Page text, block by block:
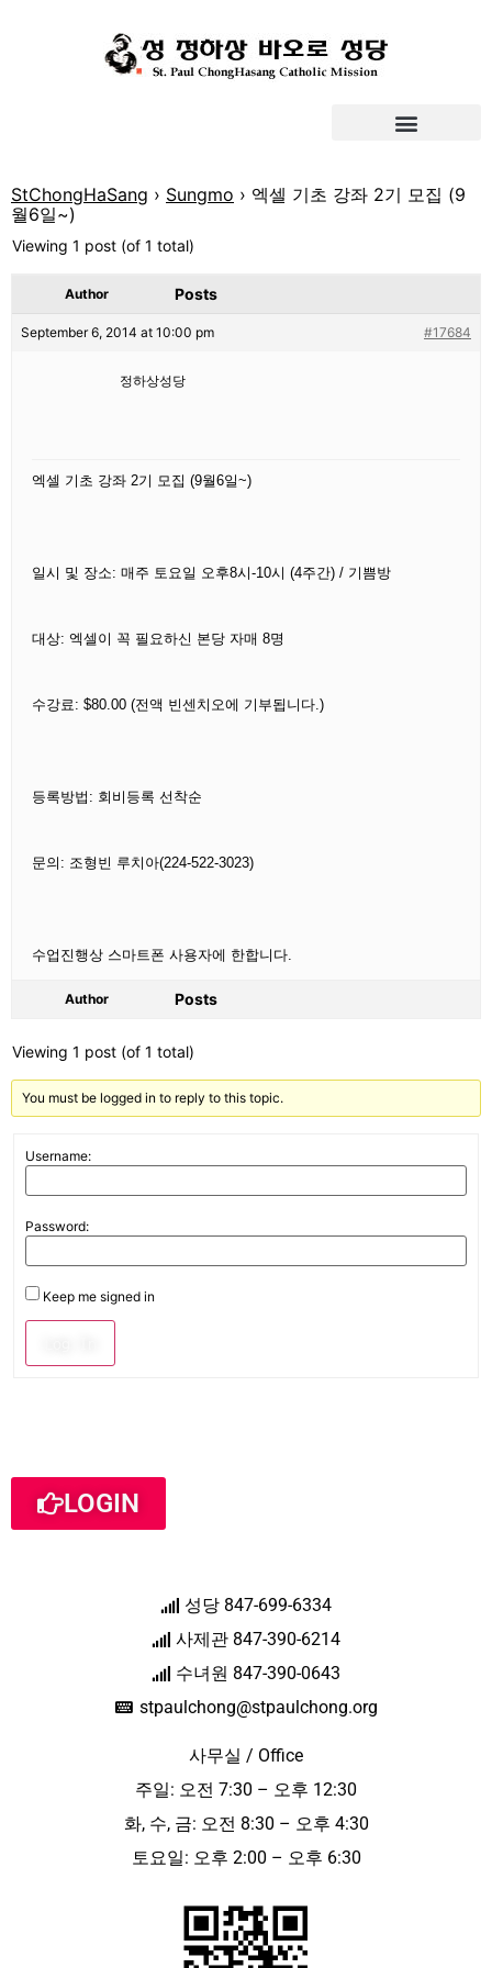
StChongHaSang › Sungmo › 엑셀 기초 강좌 2기 모집 (9
월6일~)
Viewing 1 post (of 1 total)
Author Posts
September 6, 2014 at 10:00 pm #17684
정하상성당
엑셀 기초 강좌 2기 모집 (9월6일~)
일시 및 장소: 매주 토요일 오후8시-10시 (4주간) / 기쁨방
대상: 엑셀이 꼭 필요하신 본당 자매 8명
수강료: $80.00 (전액 빈센치오에 기부됩니다.)
등록방법: 회비등록 선착순
문의: 조형빈 루치아(224-522-3023)
수업진행상 스마트폰 사용자에 한합니다.
Author Posts
Viewing 1 post (of 1 total)
You must be logged in to reply to this topic.
Username:
Password:
Keep me signed in
LOGIN
성당 847-699-6334
사제관 847-390-6214
수녀원 847-390-0643
stpaulchong@stpaulchong.org
사무실 / Office
주일: 오전 7:30 – 오후 12:30
화, 수, 금: 오전 8:30 – 오후 4:30
토요일: 오후 2:00 – 오후 6:30